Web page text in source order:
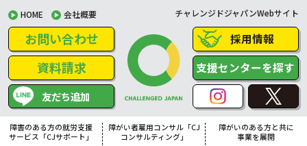
HOME 会社概要 チャレンジドジャパンWebサイト
お問い合わせ
資料請求
友だち追加
採用情報
支援センターを探す
障害のある方の就労支援
サービス「CJサポート」
障がい者雇用コンサル「CJ
コンサルティング」
障がいのある方と共に
事業を展開